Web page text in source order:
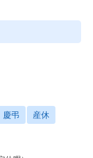
慶弔 産休